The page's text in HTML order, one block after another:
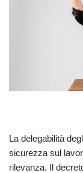
La delegabilità
sicurezza sul
rilevanza. Il